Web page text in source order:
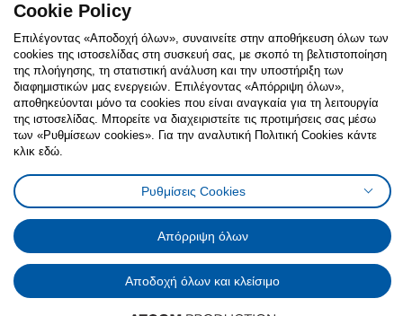
FacebookInstagram
TikTokYoutubePinterestTwitter
Ρυθμίσεις cookies
Όροι Χρήσης
Γενική Πολιτική Προσωπικών Δεδομένων
Πολιτική Προσωπικών Δεδομένων για ΙΚΕΑ.gr
Κώδικας Καταναλωτικής Δεοντολογίας
© Inter-IKEA Systems B.V. 1999 - 2025
Cookie Policy
Επιλέγοντας «Αποδοχή όλων», συναινείτε στην αποθήκευση όλων των
cookies της ιστοσελίδας στη συσκευή σας, με σκοπό τη βελτιστοποίηση
της πλοήγησης, τη στατιστική ανάλυση και την υποστήριξη των
διαφημιστικών μας ενεργειών. Επιλέγοντας «Απόρριψη όλων»,
αποθηκεύονται μόνο τα cookies που είναι αναγκαία για τη λειτουργία
της ιστοσελίδας. Μπορείτε να διαχειριστείτε τις προτιμήσεις σας μέσω
των «Ρυθμίσεων cookies». Για την αναλυτική Πολιτική Cookies κάντε
κλικ εδώ.
Ρυθμίσεις Cookies
Απόρριψη όλων
Αποδοχή όλων και κλείσιμο